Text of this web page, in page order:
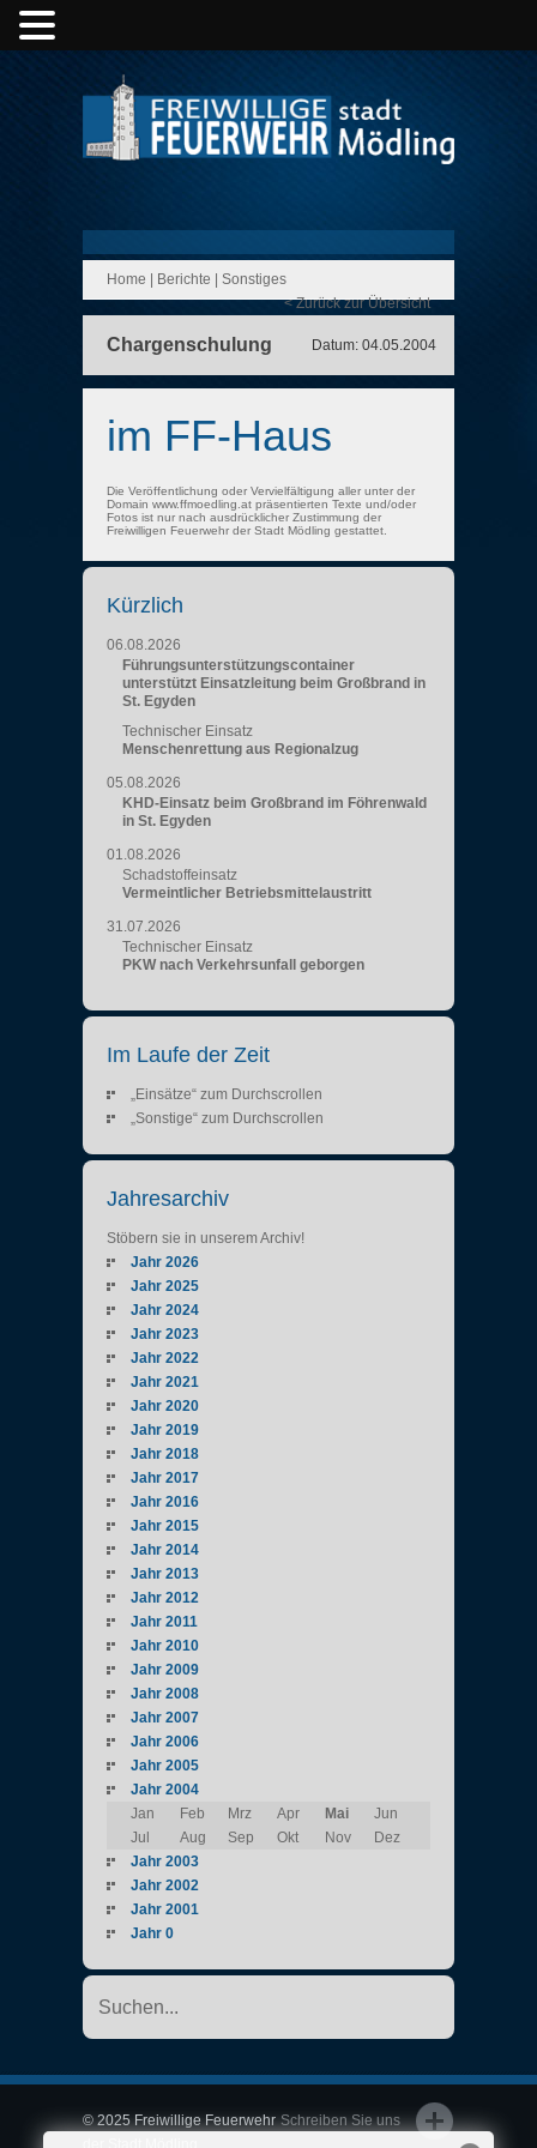
Home Berichte
Sonstiges
< Zurück zur Übersicht
Chargenschulung Datum: 04.05.2004
im FF-Haus
Die Veröffentlichung oder Vervielfältigung aller unter der
Domain www.ffmoedling.at präsentierten Texte und/oder
Fotos ist nur nach ausdrücklicher Zustimmung der
Freiwilligen Feuerwehr der Stadt Mödling gestattet.
Kürzlich
06.08.2026
Führungsunterstützungscontainer
unterstützt Einsatzleitung beim Großbrand in
St. Egyden
Technischer Einsatz
Menschenrettung aus Regionalzug
05.08.2026
KHD-Einsatz beim Großbrand im Föhrenwald
in St. Egyden
01.08.2026
Schadstoffeinsatz
Vermeintlicher Betriebsmittelaustritt
31.07.2026
Technischer Einsatz
PKW nach Verkehrsunfall geborgen
Im Laufe der Zeit
„Einsätze“ zum Durchscrollen
„Sonstige“ zum Durchscrollen
Jahresarchiv
Stöbern sie in unserem Archiv!
Jahr 2026
Jahr 2025
Jahr 2024
Jahr 2023
Jahr 2022
Jahr 2021
Jahr 2020
Jahr 2019
Jahr 2018
Jahr 2017
Jahr 2016
Jahr 2015
Jahr 2014
Jahr 2013
Jahr 2012
Jahr 2011
Jahr 2010
Jahr 2009
Jahr 2008
Jahr 2007
Jahr 2006
Jahr 2005
Jahr 2004
Jan
Feb Mrz Apr Mai
Jun
Jul
Aug Sep Okt Nov
Dez
Jahr 2003
Jahr 2002
Jahr 2001
Jahr 0
Schreiben Sie uns
© 2025 Freiwillige Feuerwehr